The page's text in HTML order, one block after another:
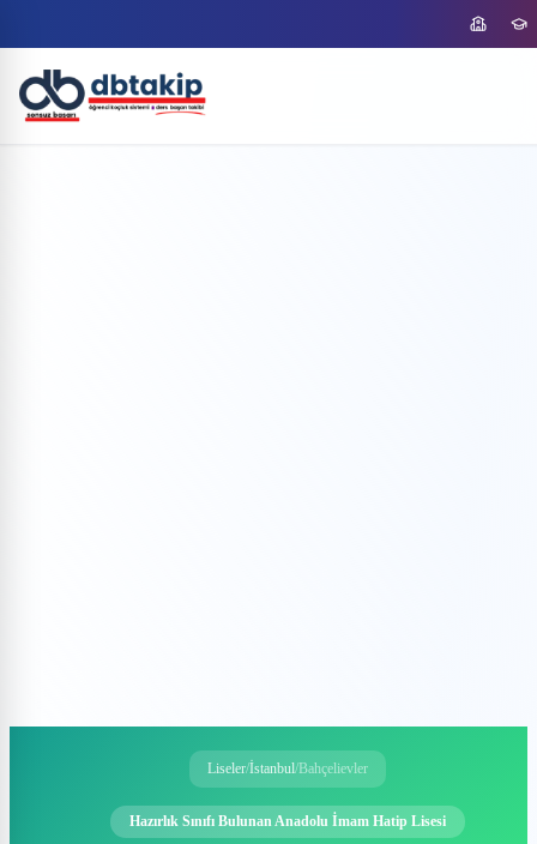
Liseler/İstanbul/Bahçelievler
Hazırlık Sınıfı Bulunan Anadolu İmam Hatip Lisesi